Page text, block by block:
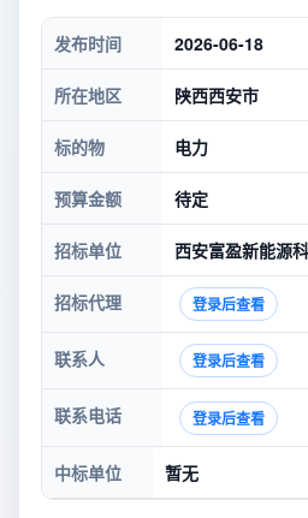
发布时间 2026-06-18
所在地区 陕西西安市
标的物 电力
预算金额 待定
招标单位 西安富盈新能源
招标代理 登录后查看
联系人 登录后查看
联系电话 登录后查看
中标单位 暂无